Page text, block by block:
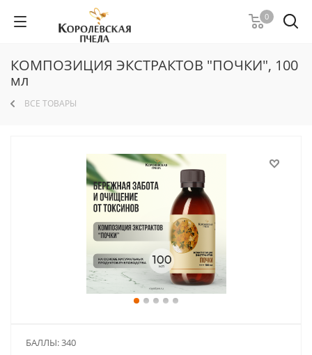
0
КОМПОЗИЦИЯ ЭКСТРАКТОВ "ПОЧКИ", 100
мл
ВСЕ ТОВАРЫ
БАЛЛЫ:340